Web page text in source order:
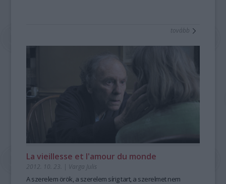
tovább
La vieillesse et l'amour du monde
2012. 10. 23. | Varga Julis
A szerelem örök, a szerelem sírig tart, a szerelmet nem